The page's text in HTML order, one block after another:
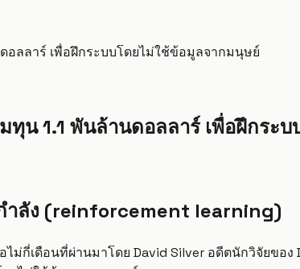
อลลาร์ เพื่อฝึกระบบโดยไม่ใช้ข้อมูลจากมนุษย์
ทุน 1.1 พันล้านดอลลาร์ เพื่อฝึกระ
ำลัง (reinforcement learning)
กี่เดือนที่ผ่านมาโดย David Silver อดีตนักวิจัยขอ